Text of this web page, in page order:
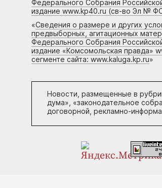
Федерального Собрания
издание www.kp40.ru (св-во Эл №
«Сведения о размере и других
предвыборных, агитационных
Федерального Собрания
издание «Комсомольская правда»
сегменте сайта: www.kaluga.kp.ru»
Новости, размещенные в
дума», «законодательное
договорной, рекламно-